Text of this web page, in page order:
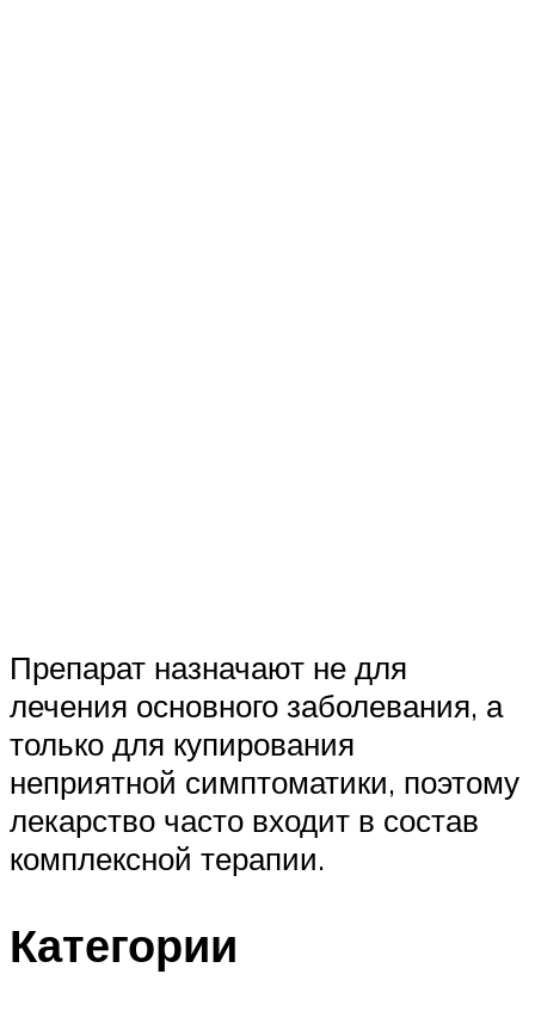
Препарат назначают не для
лечения основного заболевания, а
только для купирования
неприятной симптоматики, поэтому
лекарство часто входит в состав
комплексной терапии.
Категории